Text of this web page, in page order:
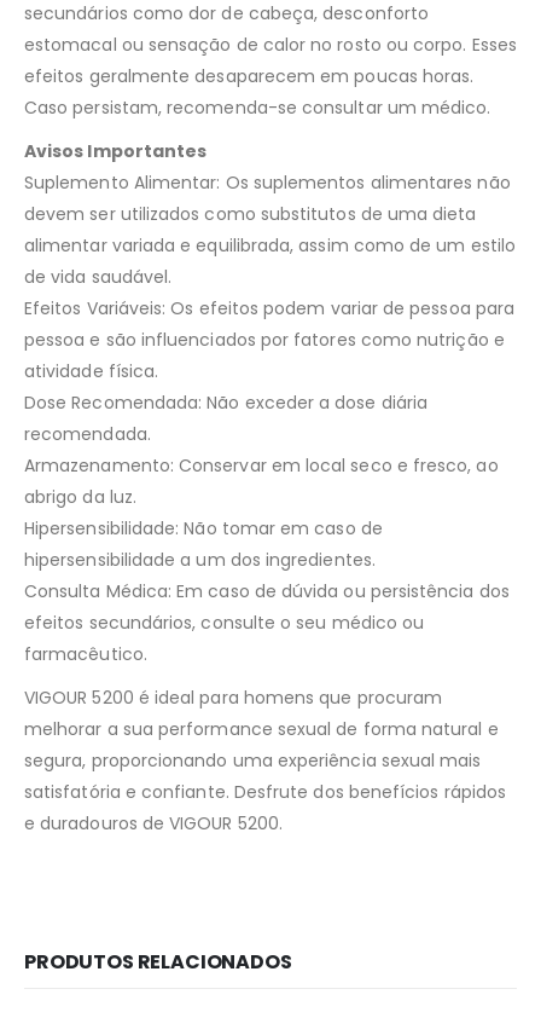
secundários como dor de cabeça, desconforto
estomacal ou sensação de calor no rosto ou corpo. Esses
efeitos geralmente desaparecem em poucas horas.
Caso persistam, recomenda-se consultar um médico.
Avisos Importantes
Suplemento Alimentar: Os suplementos alimentares não
devem ser utilizados como substitutos de uma dieta
alimentar variada e equilibrada, assim como de um estilo
de vida saudável.
Efeitos Variáveis: Os efeitos podem variar de pessoa para
pessoa e são influenciados por fatores como nutrição e
atividade física.
Dose Recomendada: Não exceder a dose diária
recomendada.
Armazenamento: Conservar em local seco e fresco, ao
abrigo da luz.
Hipersensibilidade: Não tomar em caso de
hipersensibilidade a um dos ingredientes.
Consulta Médica: Em caso de dúvida ou persistência dos
efeitos secundários, consulte o seu médico ou
farmacêutico.
VIGOUR 5200 é ideal para homens que procuram
melhorar a sua performance sexual de forma natural e
segura, proporcionando uma experiência sexual mais
satisfatória e confiante. Desfrute dos benefícios rápidos
e duradouros de VIGOUR 5200.
PRODUTOS RELACIONADOS